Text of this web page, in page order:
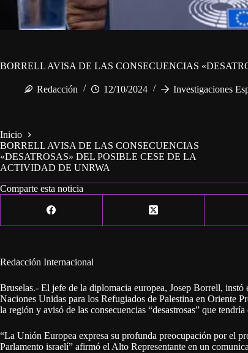
BORRELL AVISA DE LAS CONSECUENCIAS
Redacción 12/10/2024 Investigaciones
Inicio
BORRELL AVISA DE LAS CONSECUENCIAS
«DESATROSAS» DEL POSIBLE CESE DE LA
ACTIVIDAD DE UNRWA
Comparte esta noticia
Redacción Internacional
Bruselas.- El jefe de la diplomacia europea, Josep Borrell, instó
Naciones Unidas para los Refugiados de Palestina en Oriente
la región y avisó de las consecuencias “desastrosas” que
“La Unión Europea expresa su profunda preocupación por el
Parlamento israelí” afirmó el Alto Representante en un